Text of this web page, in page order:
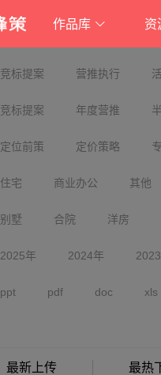
作品库 资
竞标提案 营推执行
竞标提案 年度营推
定位前策 定价策略
住宅 商业办公 其他
别墅 合院 洋房
2025年 2024年
ppt pdf doc xls
最新上传 最热